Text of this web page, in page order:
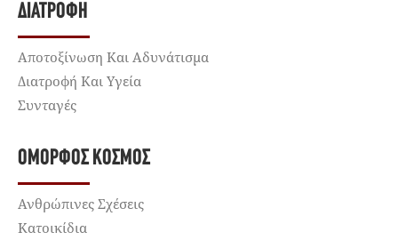
ΔΙΑΤΡΟΦΉ
Αποτοξίνωση Και Αδυνάτισμα
Διατροφή Και Υγεία
Συνταγές
ΌΜΟΡΦΟΣ ΚΌΣΜΟΣ
Ανθρώπινες Σχέσεις
Κατοικίδια